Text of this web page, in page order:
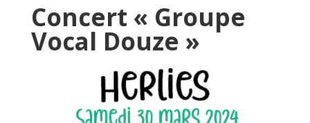
Concert « Groupe
Vocal Douze »